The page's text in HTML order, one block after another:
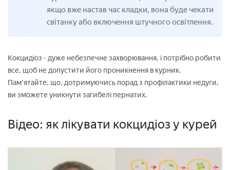
якщо вже настав час кладки, вона буде чекати
світанку або включення штучного освітлення.
Кокцидіоз - дуже небезпечне захворювання, і потрібно робити
все, щоб не допустити його проникнення в курник.
Пам'ятайте, що, дотримуючись порад з профілактики недуги,
ви зможете уникнути загибелі пернатих.
Відео: як лікувати кокцидіоз у курей